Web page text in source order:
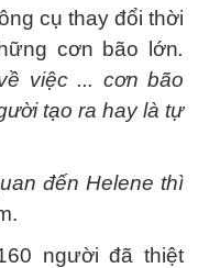
cụ thay đổi thời
cơn bão lớn.
việc ... cơn bão
tạo ra hay là tự
đến Helene thì
người đã thiệt